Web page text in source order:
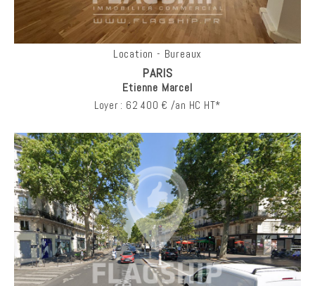
Location - Bureaux
PARIS
Etienne Marcel
Loyer : 62 400 € /an HC HT*